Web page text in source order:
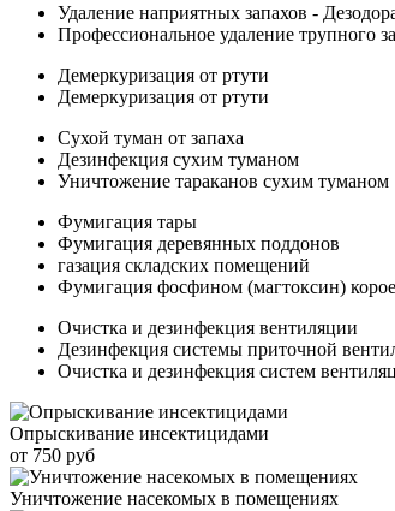
Удаление наприятных запахов -
Профессиональное удаление трупного
Демеркуризация от ртути
Демеркуризация от ртути
Сухой туман от запаха
Дезинфекция сухим туманом
Уничтожение тараканов сухим туманом
Фумигация тары
Фумигация деревянных поддонов
газация складских помещений
Фумигация фосфином (магтоксин)
Очистка и дезинфекция вентиляции
Дезинфекция системы приточной
Очистка и дезинфекция систем
Опрыскивание инсектицидами
от 750 руб
Уничтожение насекомых в помещениях